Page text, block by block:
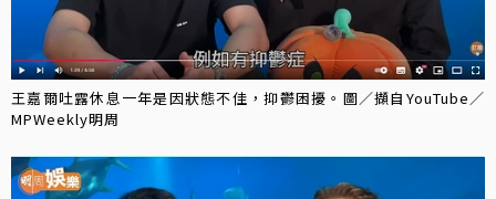
王嘉爾吐露休息一年是因狀態不佳，抑鬱困擾。圖／擷自YouTube／
MPWeekly明周